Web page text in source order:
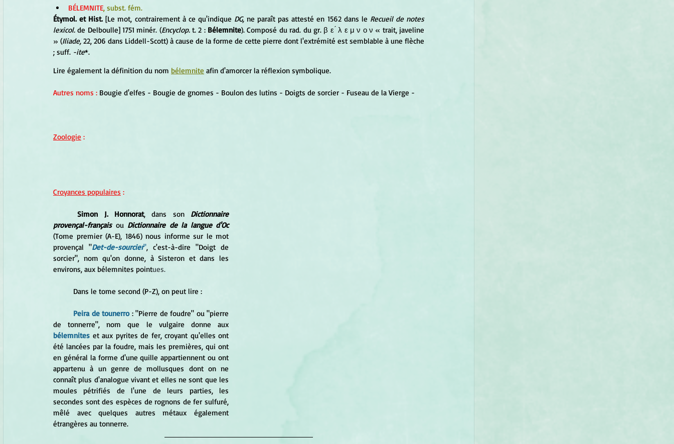
BÉLEMNITE, subst. fém.
Étymol. et Hist. [Le mot, contrairement à ce qu'indique DG, ne paraît pas attesté en 1562 dans le Recueil de notes
lexicol. de Delboulle] 1751 minér. (Encyclop. t. 2 : Bélemnite). Composé du rad. du gr. β ε ́ λ ε μ ν ο ν « trait, javeline
» (Iliade, 22, 206 dans Liddell-Scott) à cause de la forme de cette pierre dont l'extrémité est semblable à une flèche
; suff. -ite*.
Lire également la définition du nom bélemnite afin d'amorcer la réflexion symbolique.
Autres noms : Bougie d'elfes - Bougie de gnomes - Boulon des lutins - Doigts de sorcier - Fuseau de la Vierge -
Zoologie :
Croyances populaires :
Simon J. Honnorat, dans son Dictionnaire
provençal-français ou Dictionnaire de la langue d'Oc
(Tome premier (A-E), 1846) nous informe sur le mot
provençal "Det-de-sourcier", c'est-à-dire "Doigt de
sorcier", nom qu'on donne, à Sisteron et dans les
environs, aux bélemnites pointues.
	Dans le tome second (P-Z), on peut lire :
Peira de tounerro : "Pierre de foudre" ou "pierre
bélemnites et aux pyrites de fer, croyant qu'elles ont
été lancées par la foudre, mais les premières, qui ont
en général la forme d'une quille appartiennent ou ont
appartenu à un genre de mollusques dont on ne
connaît plus d'analogue vivant et elles ne sont que les
moules pétrifiés de l'une de leurs parties, les
secondes sont des espèces de rognons de fer sulfuré,
mêlé avec quelques autres métaux également
étrangères au tonnerre.